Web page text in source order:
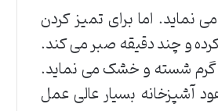
نماید. اما برای تمیز کردن
و چند دقیقه صبر می کند.
گرم شسته و خشک می نماید.
آشپزخانه بسیار عالی عمل